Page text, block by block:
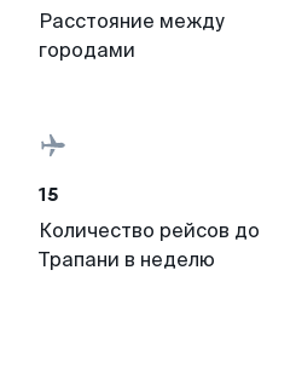
Расстояние между
городами
15
Количество рейсов до
Трапани в неделю